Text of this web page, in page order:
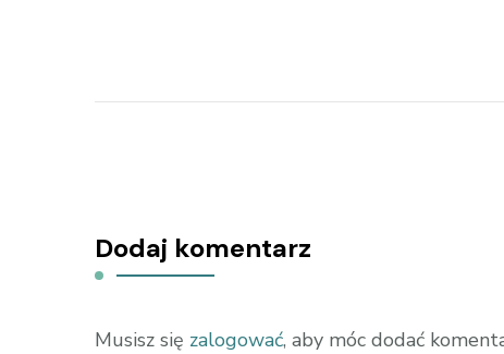
Dodaj komentarz
Musisz się zalogować, aby móc dodać